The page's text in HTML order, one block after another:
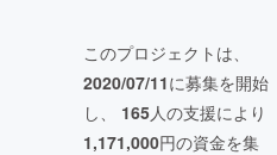
このプロジェクトは、
2020/07/11に募集を開始
し、 165人の支援により
1,171,000円の資金を集